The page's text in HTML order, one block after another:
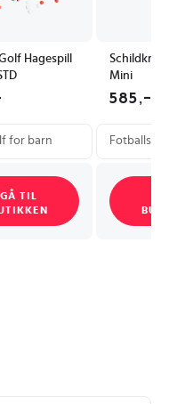
Hagespill
Schildkröt
Mini
585,-
for barn Fotballspill
GÅ TIL